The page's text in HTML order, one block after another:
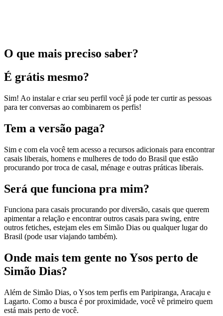
O que mais preciso saber?
É grátis mesmo?
Sim! Ao instalar e criar seu perfil você já pode ter curtir as pessoas
para ter conversas ao combinarem os perfis!
Tem a versão paga?
Sim e com ela você tem acesso a recursos adicionais para encontrar
casais liberais, homens e mulheres de todo do Brasil que estão
procurando por troca de casal, ménage e outras práticas liberais.
Será que funciona pra mim?
Funciona para casais procurando por diversão, casais que querem
apimentar a relação e encontrar outros casais para swing, entre
outros fetiches, estejam eles em Simão Dias ou qualquer lugar do
Brasil (pode usar viajando também).
Onde mais tem gente no Ysos perto de
Simão Dias?
Além de Simão Dias, o Ysos tem perfis em Paripiranga, Aracaju e
Lagarto. Como a busca é por proximidade, você vê primeiro quem
está mais perto de você.